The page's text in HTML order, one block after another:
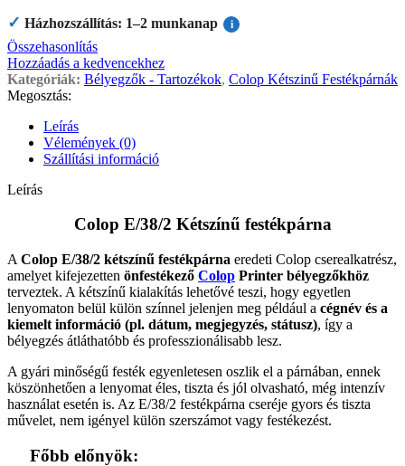
✓ Házhozszállítás: 1–2 munkanap i
Összehasonlítás
Hozzáadás a kedvencekhez
Kategóriák: Bélyegzők - Tartozékok, Colop Kétszinű Festékpárnák
Megosztás:
Leírás
Vélemények (0)
Szállítási információ
Leírás
Colop E/38/2 Kétszínű festékpárna
A Colop E/38/2 kétszínű festékpárna eredeti Colop cserealkatrész,
amelyet kifejezetten önfestékező Colop Printer bélyegzőkhöz
terveztek. A kétszínű kialakítás lehetővé teszi, hogy egyetlen
lenyomaton belül külön színnel jelenjen meg például a cégnév és a
kiemelt információ (pl. dátum, megjegyzés, státusz), így a
bélyegzés átláthatóbb és professzionálisabb lesz.
A gyári minőségű festék egyenletesen oszlik el a párnában, ennek
köszönhetően a lenyomat éles, tiszta és jól olvasható, még intenzív
használat esetén is. Az E/38/2 festékpárna cseréje gyors és tiszta
művelet, nem igényel külön szerszámot vagy festékezést.
Főbb előnyök: